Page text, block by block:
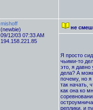
mishoff
(newbie)
09/12/03 07:33 AM
194.158.221.85
не
Я просто
чьими-то
это, я давно
дела? А
почему, но я
так начать,
как она ко
реплики, и